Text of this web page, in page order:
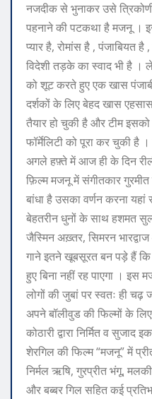
नजदीक से भुनाकर उसे
पहनाने की पटकथा है मजनू ।
प्यार है, रोमांस है , पंजाबियत
विदेशी तड़के का स्वाद भी है ।
को शूट करते हुए एक खास
दर्शकों के लिए बेहद खास
तैयार हो चुकी है और टीम
फॉर्मेलिटी को पूरा कर चुकी है
अगले हफ़्ते में आज ही के दिन
फ़िल्म मजनू में संगीतकार
बांधा है उसका वर्णन करना
बेहतरीन धुनों के साथ हशमत
जैस्मिन अख़्तर, सिमरन भारद्वाज
गाने इतने खूबसूरत बन पड़े हैं
हुए बिना नहीं रह पाएगा ।
लोगों की जुबां पर स्वतः ही चढ़
अपने बॉलीवुड की फिल्मों के लिए
कोठारी द्वारा निर्मित व सुजाद
शेरगिल की फिल्म “मजनू” में
निर्मल ऋषि, गुरप्रीत भंगू,
और बब्बर गिल सहित कई